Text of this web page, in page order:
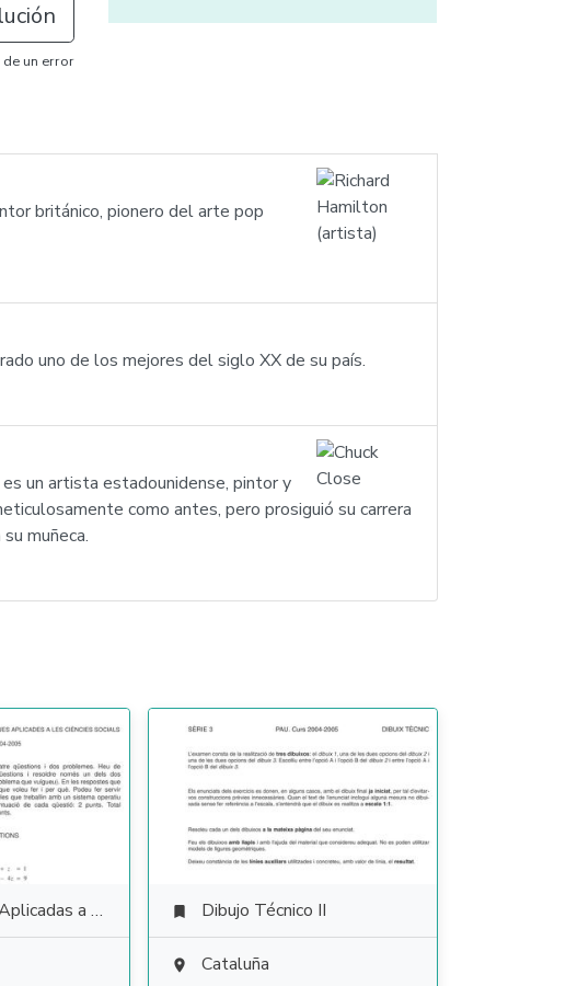
un error
británico, pionero del arte pop
uno de los mejores del siglo XX de su país.
un artista estadounidense, pintor y
como antes, pero prosiguió su carrera
muñeca.
Ciencias Sociales  Dibujo Técnico II
 Cataluña